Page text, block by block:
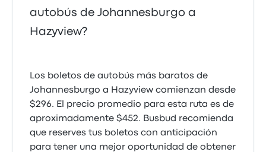
autobús de Johannesburgo a
Hazyview?
Los boletos de autobús más baratos de
Johannesburgo a Hazyview comienzan desde
$296. El precio promedio para esta ruta es de
aproximadamente $452. Busbud recomienda
que reserves tus boletos con anticipación
para tener una mejor oportunidad de obtener